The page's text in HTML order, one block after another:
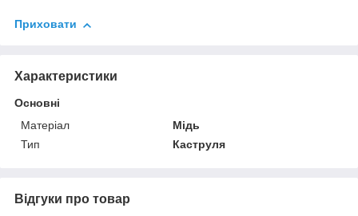
Приховати
Характеристики
Основні
Матеріал
Мідь
Тип
Каструля
Відгуки про товар